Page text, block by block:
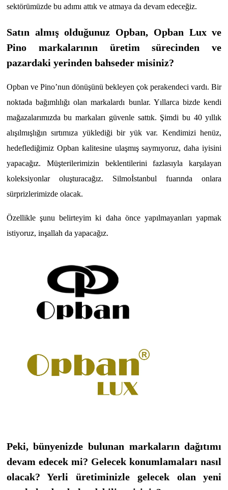
sektörümüzde bu adımı attık ve atmaya da devam edeceğiz.
Satın almış olduğunuz Opban, Opban Lux ve
Pino markalarının üretim sürecinden ve
pazardaki yerinden bahseder misiniz?
Opban ve Pino’nun dönüşünü bekleyen çok perakendeci vardı. Bir
noktada bağımlılığı olan markalardı bunlar. Yıllarca bizde kendi
mağazalarımızda bu markaları güvenle sattık. Şimdi bu 40 yıllık
alışılmışlığın sırtımıza yüklediği bir yük var. Kendimizi henüz,
hedeflediğimiz Opban kalitesine ulaşmış saymıyoruz, daha iyisini
yapacağız. Müşterilerimizin beklentilerini fazlasıyla karşılayan
koleksiyonlar oluşturacağız. Silmoİstanbul fuarında onlara
sürprizlerimizde olacak.
Özellikle şunu belirteyim ki daha önce yapılmayanları yapmak
istiyoruz, inşallah da yapacağız.
Peki, bünyenizde bulunan markaların dağıtımı
devam edecek mi? Gelecek konumlamaları nasıl
olacak? Yerli üretiminizle gelecek olan yeni